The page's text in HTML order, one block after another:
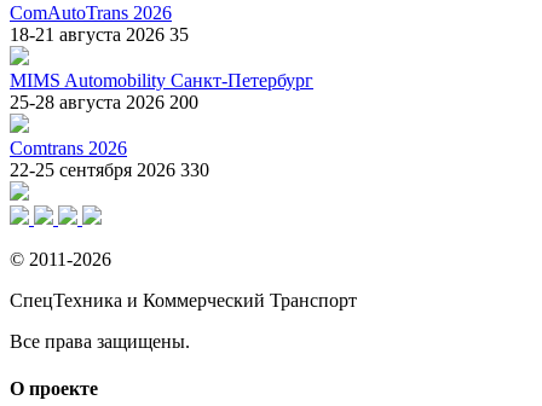
ComAutoTrans 2026
18-21 августа 2026 35
MIMS Automobility Санкт-Петербург
25-28 августа 2026 200
Comtrans 2026
22-25 сентября 2026 330
© 2011-2026
СпецТехника и Коммерческий Транспорт
Все права защищены.
О проекте